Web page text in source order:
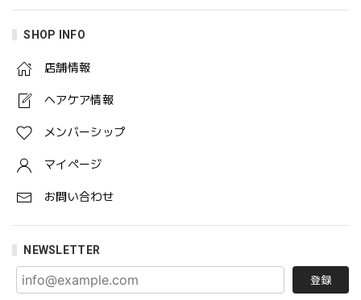
SHOP INFO
店舗情報
ヘアケア情報
メンバーシップ
マイページ
お問い合わせ
NEWSLETTER
登録